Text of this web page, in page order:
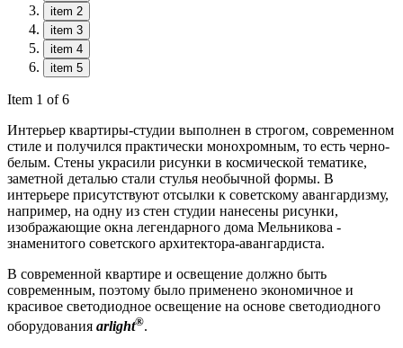
item 2
item 3
item 4
item 5
Item 1 of 6
Интерьер квартиры-студии выполнен в строгом, современном
стиле и получился практически монохромным, то есть черно-
белым. Стены украсили рисунки в космической тематике,
заметной деталью стали стулья необычной формы. В
интерьере присутствуют отсылки к советскому авангардизму,
например, на одну из стен студии нанесены рисунки,
изображающие окна легендарного дома Мельникова -
знаменитого советского архитектора-авангардиста.
В современной квартире и освещение должно быть
современным, поэтому было применено экономичное и
красивое светодиодное освещение на основе светодиодного
оборудования arlight®.